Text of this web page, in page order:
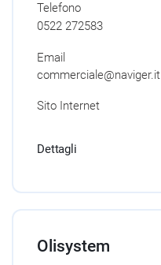
Telefono
0522 272583
Email
commerciale@naviger.it
Sito Internet
Dettagli
Olisystem